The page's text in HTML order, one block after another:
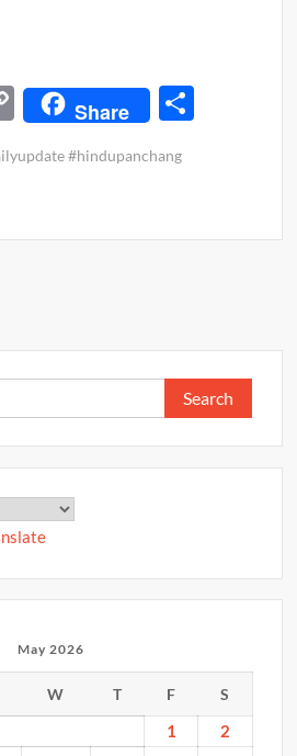
C
o
p
Li
Share
#hindupanchang
Search
for:
May 2026
W T F S
1
2